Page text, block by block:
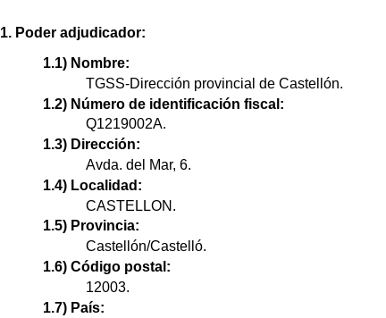
1. Poder adjudicador:
1.1) Nombre:
TGSS-Dirección provincial de Castellón.
1.2) Número de identificación fiscal:
Q1219002A.
1.3) Dirección:
Avda. del Mar, 6.
1.4) Localidad:
CASTELLON.
1.5) Provincia:
Castellón/Castelló.
1.6) Código postal:
12003.
1.7) País: